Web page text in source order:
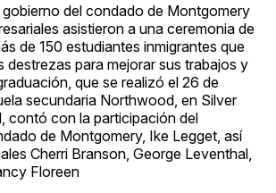
del condado de Montgomery
asistieron a una ceremonia de
de 150 estudiantes inmigrantes que
destrezas para mejorar sus trabajos y
que se realizó el 26 de
secundaria Northwood, en Silver
contó con la participación del
de Montgomery, Ike Legget, así
Cherri Branson, George Leventhal,
Floreen